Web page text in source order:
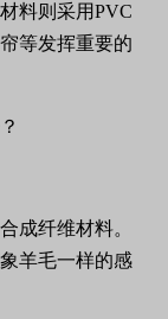
料则采用PVC
等发挥重要的
成纤维材料。
羊毛一样的感